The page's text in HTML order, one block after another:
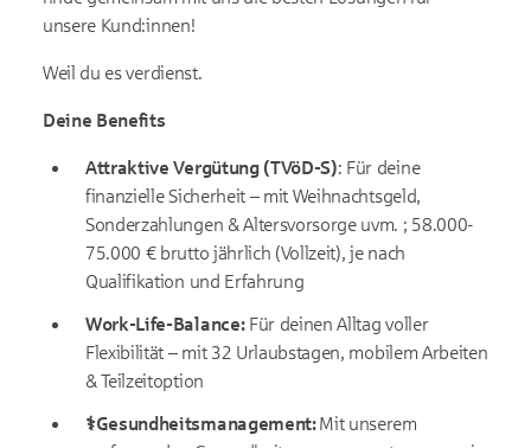
unsere Kund:innen!
Weil du es verdienst.
Deine Benefits
Attraktive Vergütung (TVöD-S): Für deine
finanzielle Sicherheit – mit Weihnachtsgeld,
Sonderzahlungen & Altersvorsorge uvm. ; 58.000-
75.000 € brutto jährlich (Vollzeit), je nach
Qualifikation und Erfahrung
Work-Life-Balance: Für deinen Alltag voller
Flexibilität – mit 32 Urlaubstagen, mobilem Arbeiten
& Teilzeitoption
‍⚕️Gesundheitsmanagement:Mit unserem